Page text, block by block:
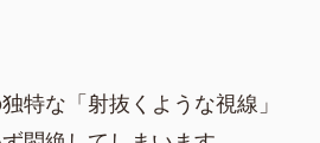
特な「射抜くような視線」